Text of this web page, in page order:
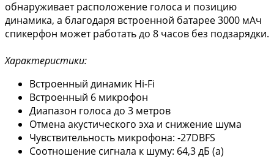
обнаруживает расположение голоса и позицию
динамика, а благодаря встроенной батарее 3000 мАч
спикерфон может работать до 8 часов без подзарядки.
Характеристики:
Встроенный динамик Hi-Fi
Встроенный 6 микрофон
Диапазон голоса до 3 метров
Отмена акустического эха и снижение шума
Чувствительность микрофона: -27DBFS
Соотношение сигнала к шуму: 64,3 дБ (а)